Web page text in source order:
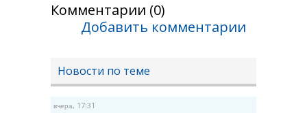
Комментарии (0)
Добавить комментарии
Новости по теме
вчера, 17:31